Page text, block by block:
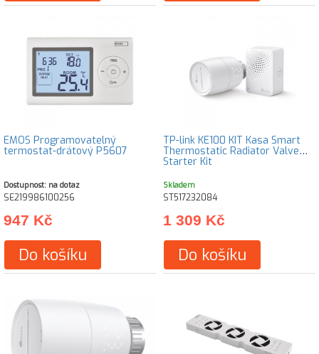
EMOS Programovatelný
termostat-drátový P5607
Dostupnost: na dotaz
SE219986100256
947 Kč
Do košíku
TP-link KE100 KIT Kasa Smart
Thermostatic Radiator Valve
Starter Kit
Skladem
ST517232084
1 309 Kč
Do košíku